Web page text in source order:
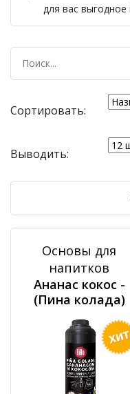
для вас
Сортировать:
Выводить:
Основы для
напитков
Ананас кокос -
(Пина колада)